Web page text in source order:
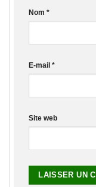
Nom *
E-mail *
Site web